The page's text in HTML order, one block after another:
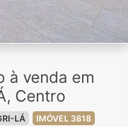
à venda em
Centro
LÁ IMÓVEL 3818